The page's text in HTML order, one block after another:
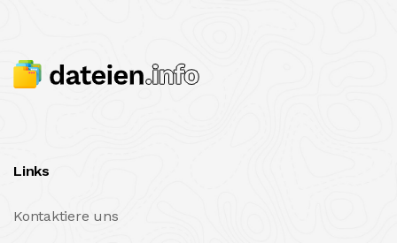
Links
Kontaktiere uns